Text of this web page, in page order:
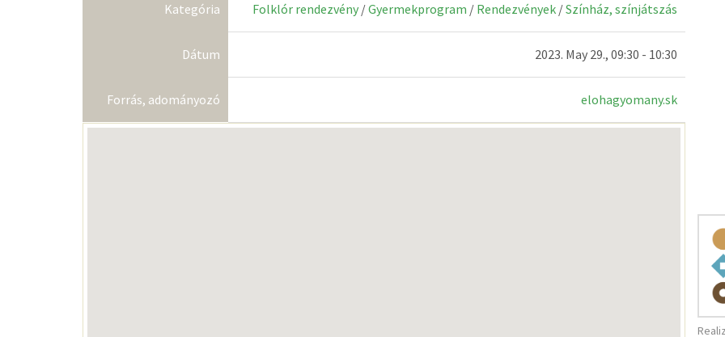
Kategória Folklór rendezvény /Gyermekprogram / Rendezvények /Színház, színjátszás
Dátum 2023. May 29., 09:30 - 10:30
Forrás, adományozó elohagyomany.sk